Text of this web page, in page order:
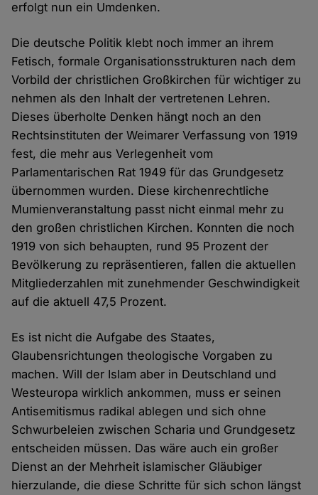
erfolgt nun ein Umdenken.
Die deutsche Politik klebt noch immer an ihrem
Fetisch, formale Organisationsstrukturen nach dem
Vorbild der christlichen Großkirchen für wichtiger zu
nehmen als den Inhalt der vertretenen Lehren.
Dieses überholte Denken hängt noch an den
Rechtsinstituten der Weimarer Verfassung von 1919
fest, die mehr aus Verlegenheit vom
Parlamentarischen Rat 1949 für das Grundgesetz
übernommen wurden. Diese kirchenrechtliche
Mumienveranstaltung passt nicht einmal mehr zu
den großen christlichen Kirchen. Konnten die noch
1919 von sich behaupten, rund 95 Prozent der
Bevölkerung zu repräsentieren, fallen die aktuellen
Mitgliederzahlen mit zunehmender Geschwindigkeit
auf die aktuell 47,5 Prozent.
Es ist nicht die Aufgabe des Staates,
Glaubensrichtungen theologische Vorgaben zu
machen. Will der Islam aber in Deutschland und
Westeuropa wirklich ankommen, muss er seinen
Antisemitismus radikal ablegen und sich ohne
Schwurbeleien zwischen Scharia und Grundgesetz
entscheiden müssen. Das wäre auch ein großer
Dienst an der Mehrheit islamischer Gläubiger
hierzulande, die diese Schritte für sich schon längst